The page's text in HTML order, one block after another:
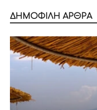
ΔΗΜΟΦΙΛΗ ΑΡΘΡΑ